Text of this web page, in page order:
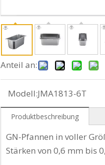
Anteil an:
Modell:JMA1813-6T
Produktbeschreibung
GN-Pfannen in voller
Stärken von 0,6 mm bis